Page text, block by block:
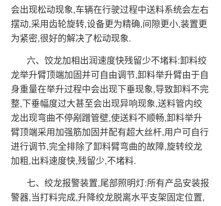
会出现松动现象,车辆在行驶过程中送料系统会左右
摆动,采用齿轮旋转,设备更为精确,间隙更小,装置更
为紧密,很好的解决了松动现象.
六、饺龙加相出润速度快残留少不堵料:卸料绞
龙举升臂顶端加固并可自由调节,卸料举升臂由于自
身重量在举升过程中会出现下垂现象,导致卸料不完
整,下垂幅度过大甚至会出现异响现象,送料管内绞
龙出现弯曲不停剐蹭管壁,使送料不顺畅,卸料举升
臂顶端采用加强筋加固并配有超大丝杆,用户可自行
进行调节,完全排除了卸料臂弯曲的故障,旋转绞龙
加粗,出料速度快,残留少,不堵料.
七、绞龙报警装置,尾部照明灯:所有产品安装报
警器,当打料完成,升降绞龙脱离水平支架固定位置,